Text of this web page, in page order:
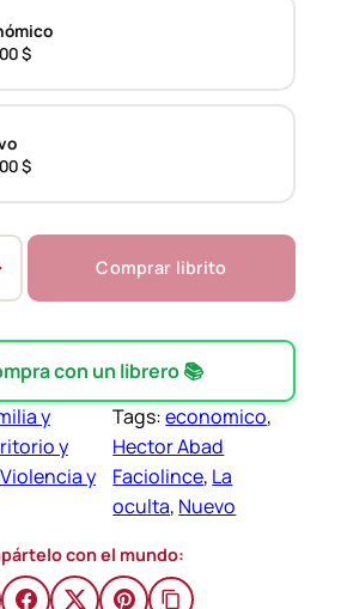
$
h
u
2
.
0
0
$
$
$
Comprar librito
con un librero 📚
y
y
Violencia y
Tags:economico
Hector Abad
Faciolince, La
oculta, Nuevo
con el mundo: